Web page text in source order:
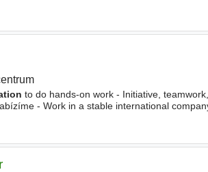
|
to do hands-on work - Initiative,
- Work in a stable international